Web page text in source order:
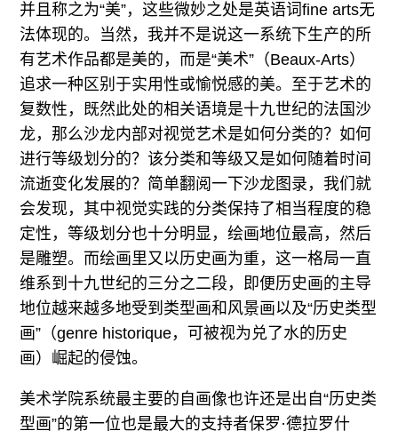
并且称之为“美”，这些微妙之处是英语词fine arts无
法体现的。当然，我并不是说这一系统下生产的所
有艺术作品都是美的，而是“美术”（Beaux-Arts）
追求一种区别于实用性或愉悦感的美。至于艺术的
复数性，既然此处的相关语境是十九世纪的法国沙
龙，那么沙龙内部对视觉艺术是如何分类的？如何
进行等级划分的？该分类和等级又是如何随着时间
流逝变化发展的？简单翻阅一下沙龙图录，我们就
会发现，其中视觉实践的分类保持了相当程度的稳
定性，等级划分也十分明显，绘画地位最高，然后
是雕塑。而绘画里又以历史画为重，这一格局一直
维系到十九世纪的三分之二段，即便历史画的主导
地位越来越多地受到类型画和风景画以及“历史类型
画”（genre historique，可被视为兑了水的历史
画）崛起的侵蚀。
美术学院系统最主要的自画像也许还是出自“历史类
型画”的第一位也是最大的支持者保罗·德拉罗什